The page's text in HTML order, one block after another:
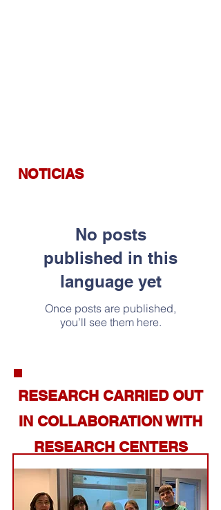
NOTICIAS
No posts
published in this
language yet
Once posts are published,
you’ll see them here.
RESEARCH CARRIED OUT
IN COLLABORATION WITH
RESEARCH CENTERS